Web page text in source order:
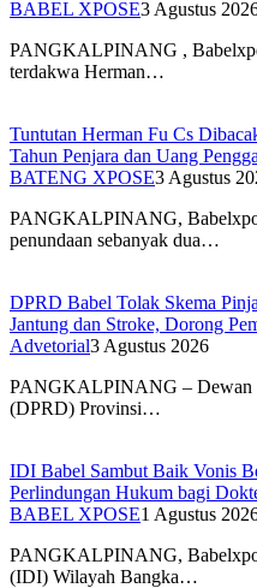
BABEL XPOSE3 Agustus
PANGKALPINANG ,
terdakwa Herman…
Tuntutan Herman Fu Cs
Tahun Penjara dan Uang
BATENG XPOSE3 Agustus
PANGKALPINANG,
penundaan sebanyak dua…
DPRD Babel Tolak Skema
Jantung dan Stroke, Dorong
Advetorial3 Agustus 2026
PANGKALPINANG – Dewan
(DPRD) Provinsi…
IDI Babel Sambut Baik Vonis
Perlindungan Hukum bagi
BABEL XPOSE1 Agustus
PANGKALPINANG,
(IDI) Wilayah Bangka…